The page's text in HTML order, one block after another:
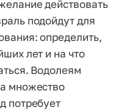
действовать
подойдут для
определить,
лет и на что
Водолеям
множество
потребует